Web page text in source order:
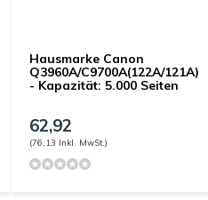
Hausmarke Canon
Q3960A/C9700A(122A/121A)
- Kapazität: 5.000 Seiten
62,92
(76,13 Inkl. MwSt.)